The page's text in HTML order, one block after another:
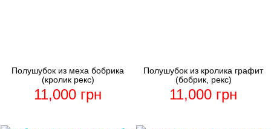
Полушубок из кролика графит
(бобрик, рекс)
11,000 грн
Полушубок из меха бобрика
(кролик рекс)
11,000 грн